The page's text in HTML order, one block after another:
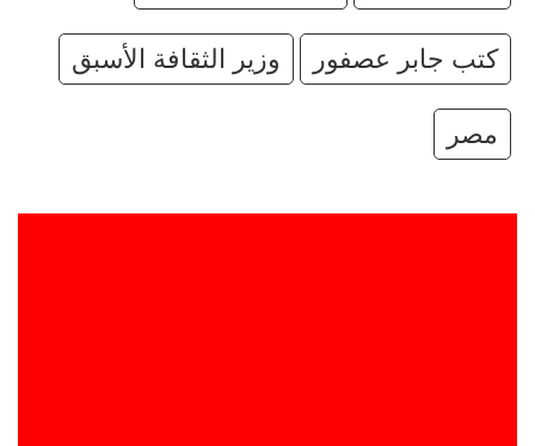
كتب جابر عصفور وزير الثقافة الأسبق
مصر